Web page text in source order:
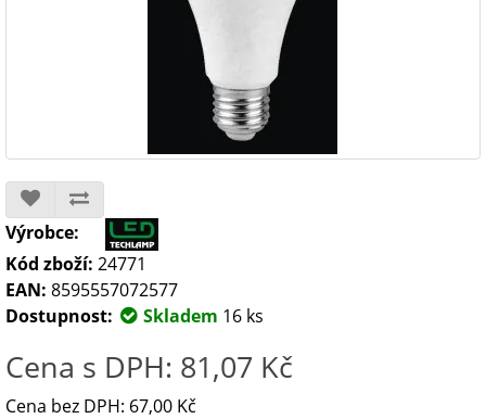
Výrobce:
Kód zboží: 24771
EAN: 8595557072577
Dostupnost:
Skladem 16 ks
Cena s DPH: 81,07 Kč
Cena bez DPH: 67,00 Kč